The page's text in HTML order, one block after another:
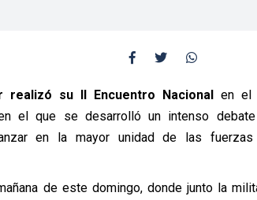
realizó su II Encuentro Nacionalen el
el que se desarrolló un intenso
en la mayor unidad de las
de este domingo, donde junto la